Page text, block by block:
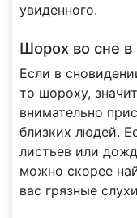
увиденного.
Шорох во сне в
Если в
то шороху,
внимательно
близких людей.
листьев или
можно скорее
вас грязные